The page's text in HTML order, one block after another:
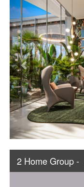
2 Home Group -